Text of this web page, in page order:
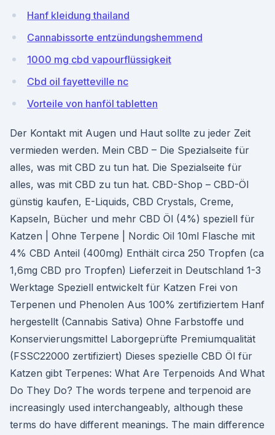
Hanf kleidung thailand
Cannabissorte entzündungshemmend
1000 mg cbd vapourflüssigkeit
Cbd oil fayetteville nc
Vorteile von hanföl tabletten
Der Kontakt mit Augen und Haut sollte zu jeder Zeit
vermieden werden. Mein CBD – Die Spezialseite für
alles, was mit CBD zu tun hat. Die Spezialseite für
alles, was mit CBD zu tun hat. CBD-Shop – CBD-Öl
günstig kaufen, E-Liquids, CBD Crystals, Creme,
Kapseln, Bücher und mehr CBD Öl (4%) speziell für
Katzen | Ohne Terpene | Nordic Oil 10ml Flasche mit
4% CBD Anteil (400mg) Enthält circa 250 Tropfen (ca
1,6mg CBD pro Tropfen) Lieferzeit in Deutschland 1-3
Werktage Speziell entwickelt für Katzen Frei von
Terpenen und Phenolen Aus 100% zertifiziertem Hanf
hergestellt (Cannabis Sativa) Ohne Farbstoffe und
Konservierungsmittel Laborgeprüfte Premiumqualität
(FSSC22000 zertifiziert) Dieses spezielle CBD Öl für
Katzen gibt Terpenes: What Are Terpenoids And What
Do They Do? The words terpene and terpenoid are
increasingly used interchangeably, although these
terms do have different meanings. The main difference